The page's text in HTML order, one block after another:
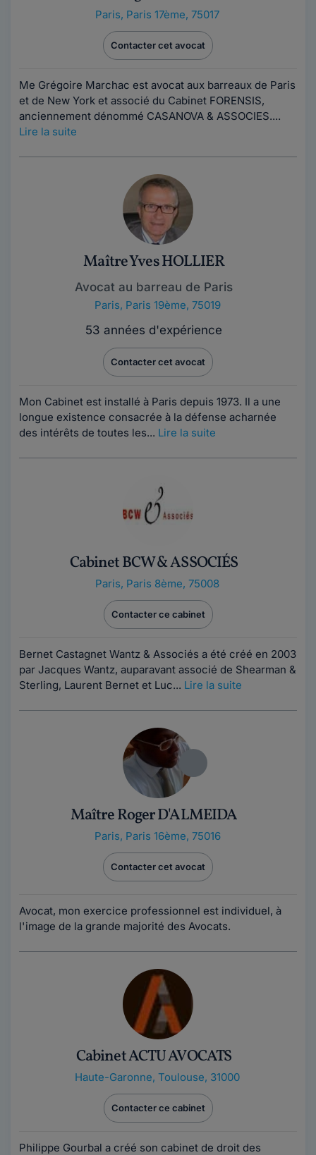
Paris, Paris 17ème, 75017
Contacter cet avocat
Me Grégoire Marchac est avocat aux barreaux de Paris
et de New York et associé du Cabinet FORENSIS,
anciennement dénommé CASANOVA & ASSOCIES....
Lire la suite
Maître Yves HOLLIER
Avocat au barreau de Paris
Paris, Paris 19ème, 75019
53 années d'expérience
Contacter cet avocat
Mon Cabinet est installé à Paris depuis 1973. Il a une
longue existence consacrée à la défense acharnée
des intérêts de toutes les... Lire la suite
Cabinet BCW & ASSOCIÉS
Paris, Paris 8ème, 75008
Contacter ce cabinet
Bernet Castagnet Wantz & Associés a été créé en 2003
par Jacques Wantz, auparavant associé de Shearman &
Sterling, Laurent Bernet et Luc... Lire la suite
Maître Roger D'ALMEIDA
Paris, Paris 16ème, 75016
Contacter cet avocat
Avocat, mon exercice professionnel est individuel, à
l'image de la grande majorité des Avocats.
Cabinet ACTU AVOCATS
Haute-Garonne, Toulouse, 31000
Contacter ce cabinet
Philippe Gourbal a créé son cabinet de droit des